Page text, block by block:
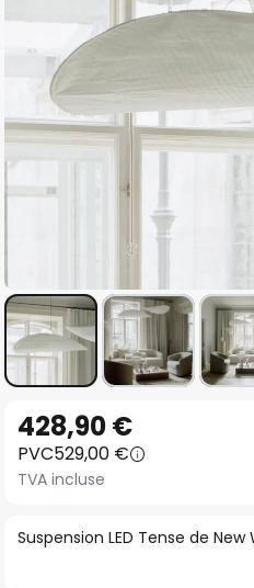
to
the
beginning
the
Suspension LED Tense de
428,90 €
PVC529,00 €
TVA incluse